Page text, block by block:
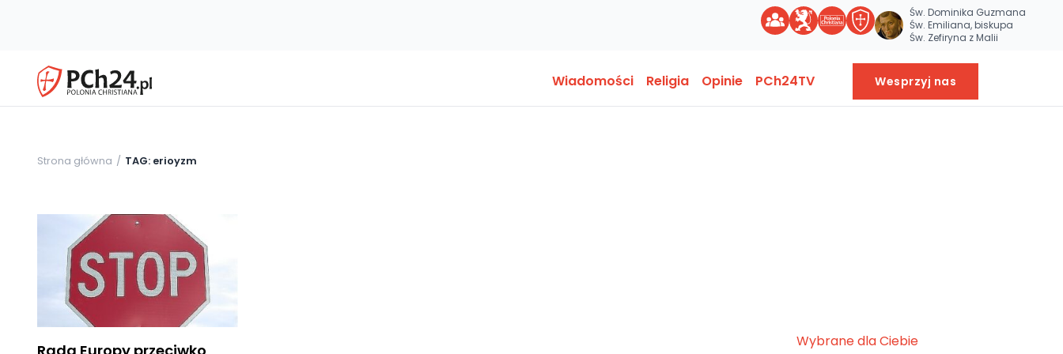
Św. Dominika Guzmana
Św. Emiliana, biskupa
Św. Zefiryna z Malii
Wiadomości Religia Opinie PCh24TV Wesprzyj nas
Strona główna TAG: erioyzm
Wybrane dla Ciebie